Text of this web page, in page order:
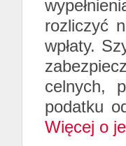
rozliczyć
wpłaty.
celnych,
podatku
Więcej o